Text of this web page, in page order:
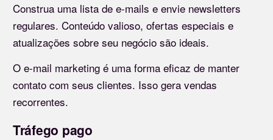
Construa uma lista de e-mails e envie newsletters
regulares. Conteúdo valioso, ofertas especiais e
atualizações sobre seu negócio são ideais.
O e-mail marketing é uma forma eficaz de manter
contato com seus clientes. Isso gera vendas
recorrentes.
Tráfego pago